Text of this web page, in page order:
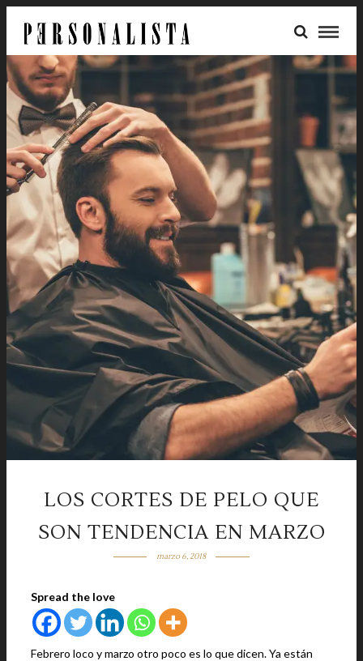
LOS CORTES DE PELO QUE
SON TENDENCIA EN MARZO
marzo 6, 2018
Spread the love
Febrero loco y marzo otro poco es lo que dicen. Ya están